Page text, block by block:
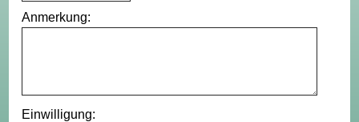
Anmerkung:
Einwilligung: